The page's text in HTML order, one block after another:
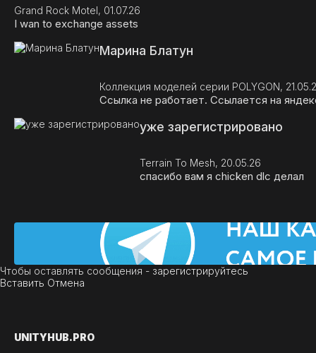
Grand Rock Motel, 01.07.26
I wan to exchange assets
Марина Блатун
Коллекция моделей серии POLYGON,
Ссылка не работает. Ссылается на
уже зарегистрировано
Terrain To Mesh, 20.05.26
спасибо вам я chicken dlc делал
Чтобы оставлять сообщения - зарегистрируйтесь
Вставить Отмена
UNITYHUB.PRO